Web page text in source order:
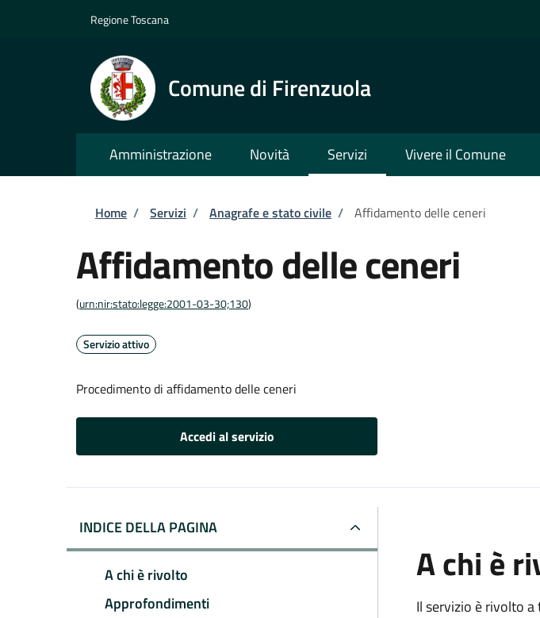
Regione Toscana
Comune di Firenzuola
Amministrazione Novità Servizi Vivere il Comune
Briciole di pane
Home / Servizi / Anagrafe e stato civile / Affidamento delle ceneri
Affidamento delle ceneri
(urn:nir:stato:legge:2001-03-30;130)
Servizio attivo
Procedimento di affidamento delle ceneri
Accedi al servizio
INDICE DELLA PAGINA
A chi è rivolto
Approfondimenti
A chi è
Il servizio è rivolto